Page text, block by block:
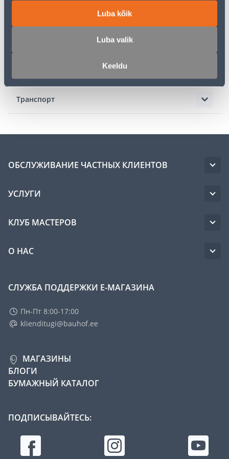
Luba kõik
Luba valik
Keeldu
Транспорт
ОБСЛУЖИВАНИЕ ЧАСТНЫХ КЛИЕНТОВ
УСЛУГИ
КЛУБ МАСТЕРОВ
О НАС
СЛУЖБА ПОДДЕРЖКИ Е-МАГАЗИНА
Пн-Пт 8:00-17:00
klienditugi@bauhof.ee
МАГАЗИНЫ
БЛОГИ
БУМАЖНЫЙ КАТАЛОГ
ПОДПИСЫВАЙТЕСЬ: